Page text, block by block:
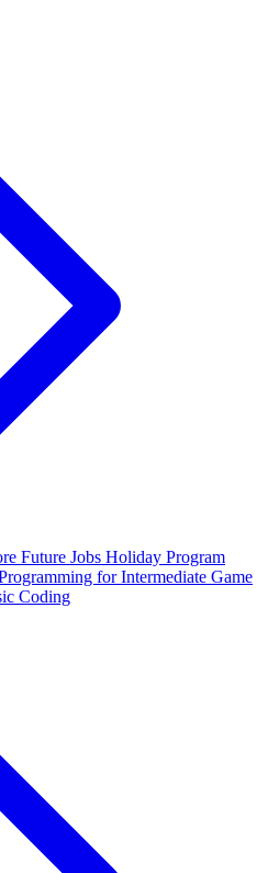
Future Jobs Holiday Program
for Intermediate Game
Coding